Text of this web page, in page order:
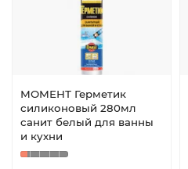
МОМЕНТ Герметик
силиконовый 280мл
санит белый для ванны
и кухни